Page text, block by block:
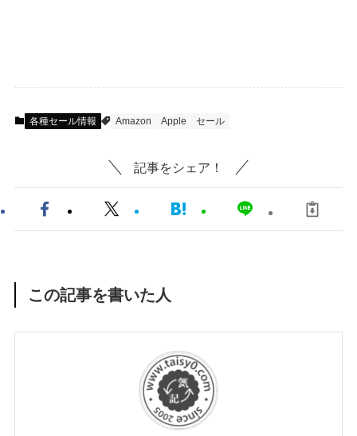
各種セール情報 Amazon Apple セール
記事をシェア！
この記事を書いた人